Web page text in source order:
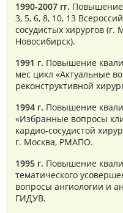
1990-2007 гг. Повышение
3, 5, 6, 8, 10, 13
сосудистых хирургов (г.
Новосибирск).
1991 г. Повышение
мес цикл «Актуальные
реконструктивной
1994 г. Повышение
«Избранные вопросы
кардио-сосудистой
г. Москва, РМАПО.
1995 г. Повышение
тематического
вопросы ангиологии и
ГИДУВ.